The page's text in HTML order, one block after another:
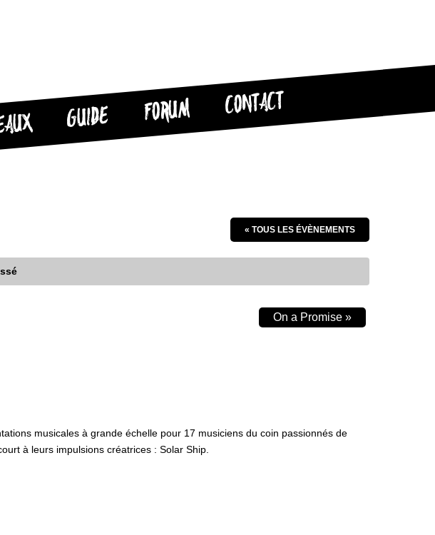
GUIDE FORUM CONTACT
« TOUS LES ÉVÈNEMENTS
On a Promise »
musicales à grande échelle pour 17 musiciens du coin passionnés de
à leurs impulsions créatrices : Solar Ship.